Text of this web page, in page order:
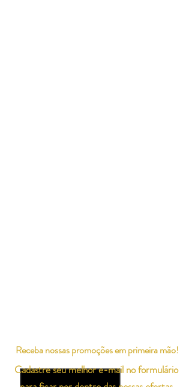
Cadastre seu melhor e-mail no formulário
Receba nossas promoções em primeira mão!